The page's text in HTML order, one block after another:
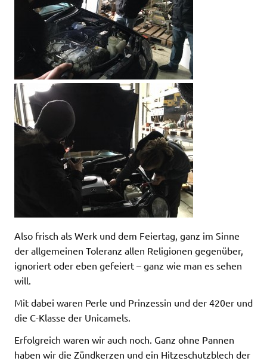
Also frisch als Werk und dem Feiertag, ganz im Sinne
der allgemeinen Toleranz allen Religionen gegenüber,
ignoriert oder eben gefeiert – ganz wie man es sehen
will.
Mit dabei waren Perle und Prinzessin und der 420er und
die C-Klasse der Unicamels.
Erfolgreich waren wir auch noch. Ganz ohne Pannen
haben wir die Zündkerzen und ein Hitzeschutzblech der